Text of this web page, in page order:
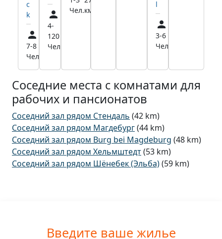
c
k
7-8
Чел.
45,0
4-
120
Чел.
Чел.км
l
3-6
Чел.
Соседние места с комнатами для
рабочих и пансионатов
Соседний зал рядом Стендаль (42 km)
Соседний зал рядом Магдебург(44 km)
Соседний зал рядом Burg bei Magdeburg (48 km)
Соседний зал рядом Хельмштедт(53 km)
Соседний зал рядом Шёнебек (Эльба)(59 km)
Введите ваше жилье